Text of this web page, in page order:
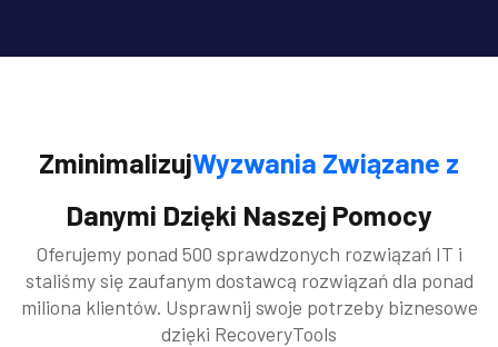
ZminimalizujWyzwania Związane z
Danymi Dzięki Naszej Pomocy
Oferujemy ponad 500 sprawdzonych rozwiązań IT i
staliśmy się zaufanym dostawcą rozwiązań dla ponad
miliona klientów. Usprawnij swoje potrzeby biznesowe
dzięki RecoveryTools